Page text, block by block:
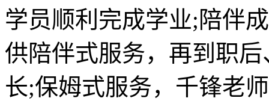
学员顺利完成学业;陪伴
供陪伴式服务，再到职
长;保姆式服务，千锋老